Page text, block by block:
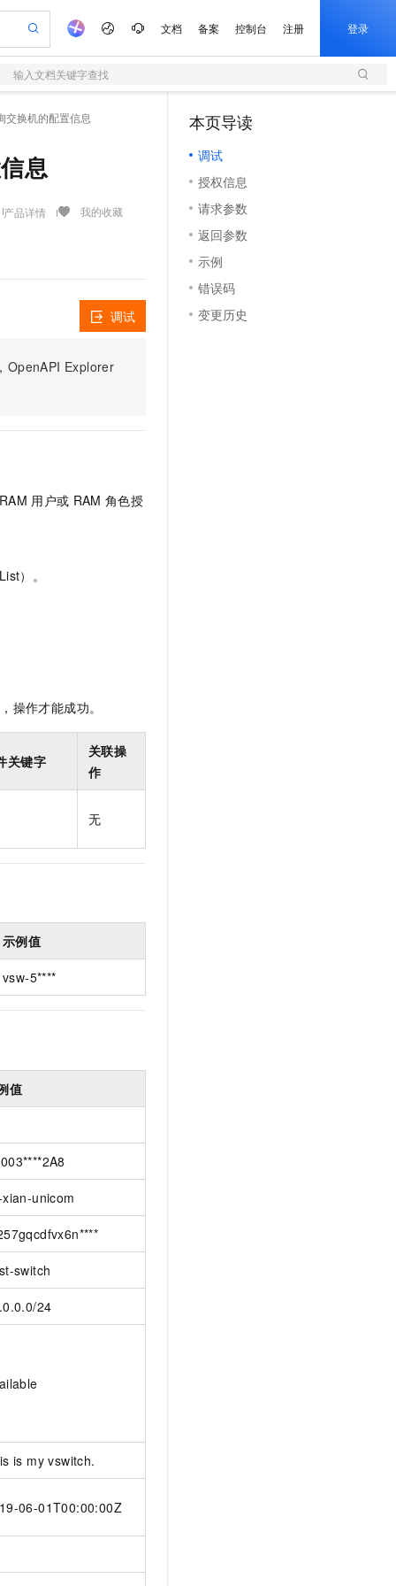
文档 备案 控制台 注册 登录
输入文档关键字查找
交换机的配置信息
息
产品详情 我的收藏
OpenAPI Explorer
调试
RAM 用户或 RAM 角色授
）。
操作才能成功。
关键字
关联操
作
无
示例值
vsw-5****
值
unicom
switch
24
is my vswitch.
06-01T00:00:00Z
本页导读
调试
授权信息
请求参数
返回参数
示例
错误码
变更历史
平台百炼
语音识别与合成
Qwen3-TTS-Flash
伸缩的云计算服务
全托管，含MySQL、PostgreSQL、SQL Server、MariaDB多引擎
100%兼容MySQL、PostgreSQL，兼容Oracle，支持集中和分布式
网络安全防护产品
轻量应用服务器
数字证书管理服务（原SSL证书）
实现全站HTTPS，呈现可信的WEB访问
短信服务
大数据开发治理平台 DataWorks
轻松生成专业的 PPT
服务器，轻松开启游戏
以可视化方式快速构建移动和 PC 门户网站
Agency Agents：拥有专属领域专家
HappyHorse 打造一站式影视创作平台
漫剧工坊：一站式动画创作平台
快速生产连贯的高质量长漫剧
10 分钟搭建微信、支付宝小程序
高效部署网站，快速应用到小程序
开启高性价比 AI 编程新体验
创作，一键激活电商全链路生产力
，无忧落地极速上线
作，剧本、分镜、视频高效生成
AI 活动
AI 生产力先锋
先锋实践拓展 AI 生产力的边界
飞天发布时刻
所见，即是所愿
AI 实训营
从基础到进阶，Agent 创客手把手教你
创新加速
阿里云 OPC 创新助力计划
Token 补贴，五大权
益加速 OPC 成功
专业服务
公司注册
上云迁移
代维服务
计划
划
服务伙伴合作计划
Al MaaS 服务伙伴赋能合作
伙伴信用分合作计划
更多支持
合作伙伴培训与认证
查询合作伙伴
登录合作伙伴管理后台
开发者社区
镜像站
我要反馈
我要建议
大会
加入我们
校园招聘